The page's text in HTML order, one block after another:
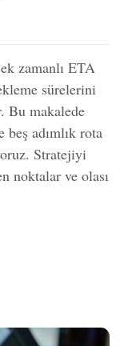
zamanlı ETA
sürelerini
Bu makalede
beş adımlık rota
Stratejiyi
noktalar ve olası